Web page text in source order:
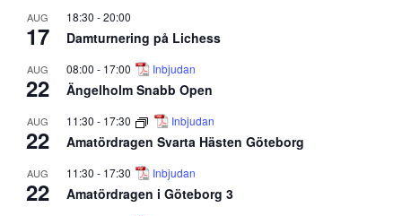
AUG
17
18:30 -20:00
Damturnering på Lichess
AUG
22
08:00 - 17:00 Inbjudan
Ängelholm Snabb Open
AUG
22
11:30 - 17:30 Inbjudan
Amatördragen Svarta Hästen Göteborg
AUG
22
11:30 - 17:30 Inbjudan
Amatördragen i Göteborg 3